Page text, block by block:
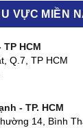
VỰC MIỀN
HCM
Q.7, TP HCM
- TP. HCM
14, Bình